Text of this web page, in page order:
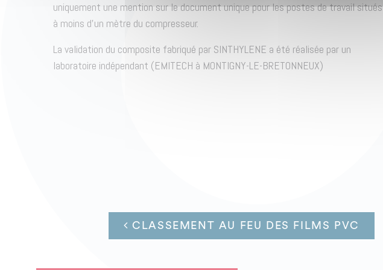
uniquement une mention sur le document unique pour les postes de travail situés
à moins d’un mètre du compresseur.
La validation du composite fabriqué par SINTHYLENE a été réalisée par un
laboratoire indépendant (EMITECH à MONTIGNY-LE-BRETONNEUX)
CLASSEMENT AU FEU DES FILMS PVC